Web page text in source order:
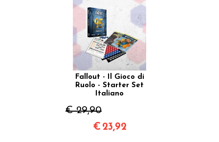
Fallout - Il Gioco di
Ruolo - Starter Set
Italiano
€ 29,90
€ 23,92